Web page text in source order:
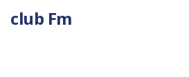
club Fm